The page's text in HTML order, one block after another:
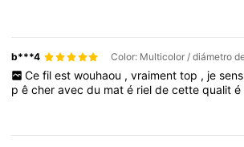
b***4
Ce fil est wouhaou , vraiment top , je sens
pêcheravecdu maté rieldecettequalité